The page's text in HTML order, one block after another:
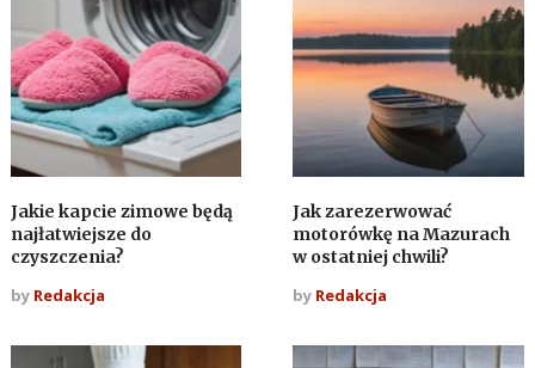
Jakie kapcie zimowe będą
najłatwiejsze do
czyszczenia?
by Redakcja
Jak zarezerwować
motorówkę na Mazurach
w ostatniej chwili?
by Redakcja